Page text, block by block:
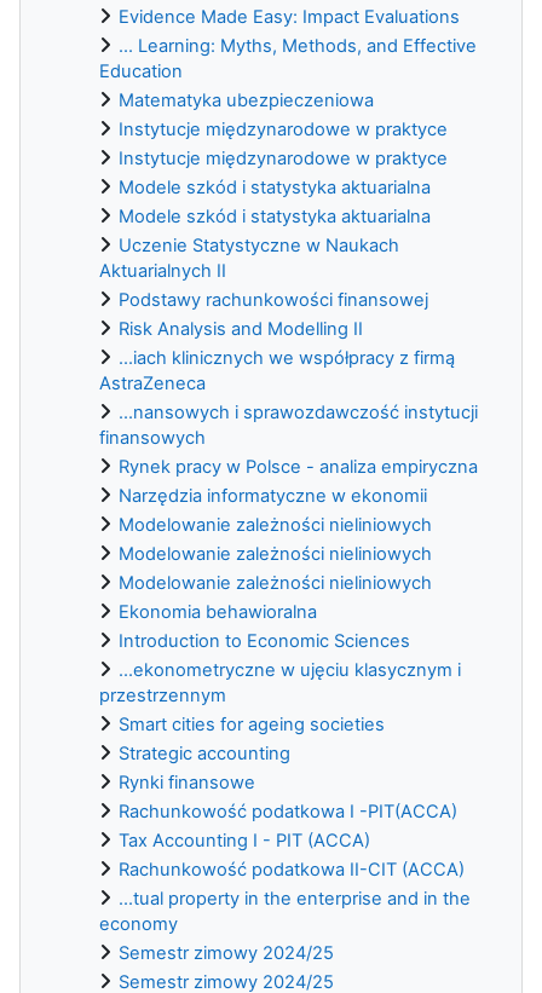
Evidence Made Easy: Impact Evaluations
... Learning: Myths, Methods, and Effective
Education
Matematyka ubezpieczeniowa
Instytucje międzynarodowe w praktyce
Instytucje międzynarodowe w praktyce
Modele szkód i statystyka aktuarialna
Modele szkód i statystyka aktuarialna
Uczenie Statystyczne w Naukach
Aktuarialnych II
Podstawy rachunkowości finansowej
Risk Analysis and Modelling II
...iach klinicznych we współpracy z firmą
AstraZeneca
...nansowych i sprawozdawczość instytucji
finansowych
Rynek pracy w Polsce - analiza empiryczna
Narzędzia informatyczne w ekonomii
Modelowanie zależności nieliniowych
Modelowanie zależności nieliniowych
Modelowanie zależności nieliniowych
Ekonomia behawioralna
Introduction to Economic Sciences
...ekonometryczne w ujęciu klasycznym i
przestrzennym
Smart cities for ageing societies
Strategic accounting
Rynki finansowe
Rachunkowość podatkowa I -PIT(ACCA)
Tax Accounting I - PIT (ACCA)
Rachunkowość podatkowa II-CIT (ACCA)
...tual property in the enterprise and in the
economy
Semestr zimowy 2024/25
Semestr zimowy 2024/25